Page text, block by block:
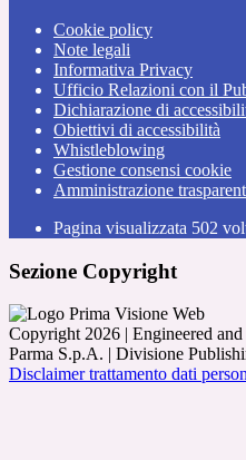
Cookie policy
Note legali
Informativa Privacy
Ufficio Relazioni con il
Dichiarazione di
Obiettivi di accessibilità
Whistleblowing
Gestione consensi cookie
Amministrazione
Pagina visualizzata 502
Sezione Copyright
Copyright 2026 | Engineered
Parma S.p.A. | Divisione
Disclaimer trattamento dati